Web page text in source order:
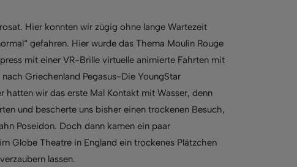
Hier konnten wir zügig ohne lange Wartezeit
gefahren. Hier wurde das Thema Moulin Rouge
mit einer VR-Brille virtuelle animierte Fahrten mit
Griechenland Pegasus-Die YoungStar
hatten wir das erste Mal Kontakt mit Wasser, denn
und bescherte uns bisher einen trockenen Besuch,
Poseidon. Doch dann kamen ein paar
Globe Theatre in England ein trockenes Plätzchen
lassen.